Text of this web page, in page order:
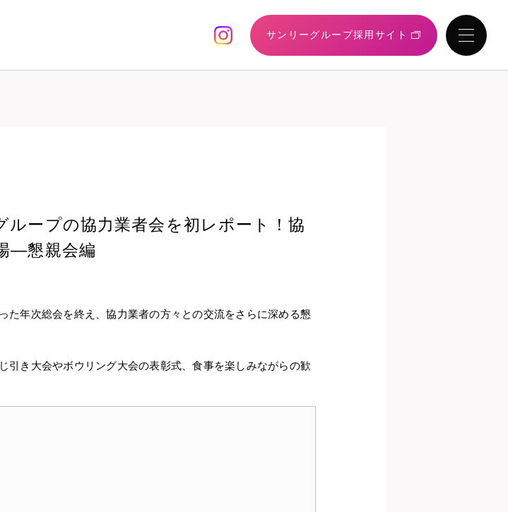
サンリーグループ採用サイト
ループの協力業者会を初レポート！協
―懇親会編
た年次総会を終え、協力業者の方々との交流をさらに深める懇
引き大会やボウリング大会の表彰式、食事を楽しみながらの歓